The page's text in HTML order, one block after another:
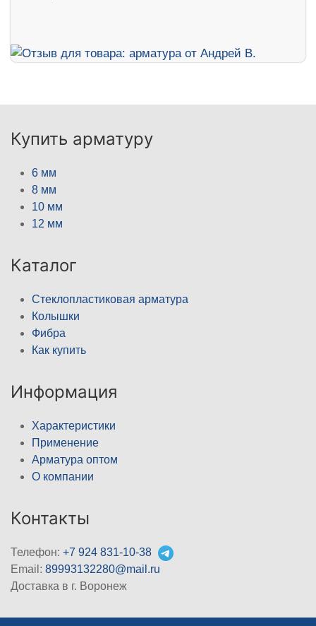
Купить арматуру
6 мм
8 мм
10 мм
12 мм
Каталог
Стеклопластиковая арматура
Колышки
Фибра
Как купить
Информация
Характеристики
Применение
Арматура оптом
О компании
Контакты
Телефон: +7 924 831-10-38
Email: 89993132280@mail.ru
Доставка в г. Воронеж